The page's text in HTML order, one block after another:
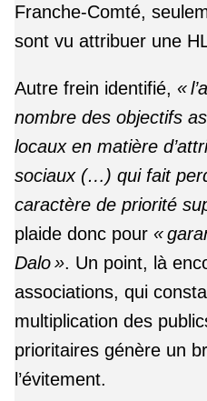
Franche-Comté,
sont vu attribuer une
Autre frein identifié, «
nombre des objectifs
locaux en matière
sociaux (…) qui fait
caractère de priorité
plaide donc pour «
Dalo ». Un point, là
associations, qui
multiplication des
prioritaires génère un
l’évitement.